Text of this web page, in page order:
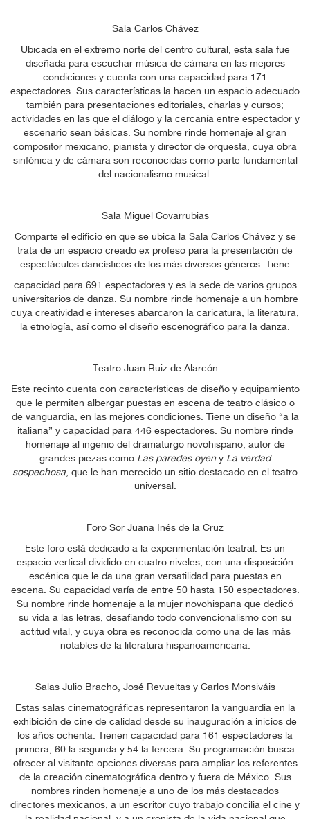
PROGRAMACIÓN
MENSUAL
DESDÓBLAME
Sala Carlos Chávez
Ubicada en el extremo norte del centro cultural, esta sala fue
diseñada para escuchar música de cámara en las mejores
condiciones y cuenta con una capacidad para 171
espectadores. Sus características la hacen un espacio adecuado
también para presentaciones editoriales, charlas y cursos;
actividades en las que el diálogo y la cercanía entre espectador y
escenario sean básicas. Su nombre rinde homenaje al gran
compositor mexicano, pianista y director de orquesta, cuya obra
sinfónica y de cámara son reconocidas como parte fundamental
del nacionalismo musical.
Sala Miguel Covarrubias
Comparte el edificio en que se ubica la Sala Carlos Chávez y se
trata de un espacio creado ex profeso para la presentación de
espectáculos dancísticos de los más diversos géneros. Tiene
capacidad para 691 espectadores y es la sede de varios grupos
universitarios de danza. Su nombre rinde homenaje a un hombre
cuya creatividad e intereses abarcaron la caricatura, la literatura,
la etnología, así como el diseño escenográfico para la danza.
Teatro Juan Ruiz de Alarcón
Este recinto cuenta con características de diseño y equipamiento
que le permiten albergar puestas en escena de teatro clásico o
de vanguardia, en las mejores condiciones. Tiene un diseño “a la
italiana” y capacidad para 446 espectadores. Su nombre rinde
homenaje al ingenio del dramaturgo novohispano, autor de
grandes piezas como Las paredes oyeny La verdad
sospechosa, que le han merecido un sitio destacado en el teatro
universal.
Foro Sor Juana Inés de la Cruz
Este foro está dedicado a la experimentación teatral. Es un
espacio vertical dividido en cuatro niveles, con una disposición
escénica que le da una gran versatilidad para puestas en
escena. Su capacidad varía de entre 50 hasta 150 espectadores.
Su nombre rinde homenaje a la mujer novohispana que dedicó
su vida a las letras, desafiando todo convencionalismo con su
actitud vital, y cuya obra es reconocida como una de las más
notables de la literatura hispanoamericana.
Salas Julio Bracho, José Revueltas y Carlos Monsiváis
Estas salas cinematográficas representaron la vanguardia en la
exhibición de cine de calidad desde su inauguración a inicios de
los años ochenta. Tienen capacidad para 161 espectadores la
primera, 60 la segunda y 54 la tercera. Su programación busca
ofrecer al visitante opciones diversas para ampliar los referentes
de la creación cinematográfica dentro y fuera de México. Sus
nombres rinden homenaje a uno de los más destacados
directores mexicanos, a un escritor cuyo trabajo concilia el cine y